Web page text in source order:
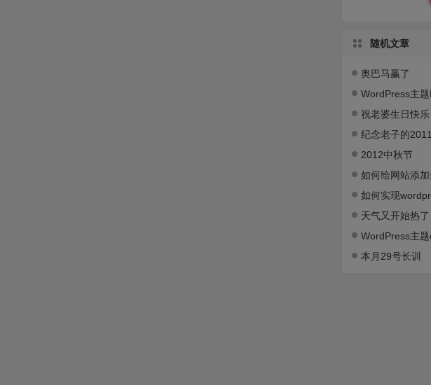
随机文章
奥巴马赢了
WordPress主题
祝老婆生日快乐
纪念老子的
2012中秋节
如何给网站添
如何实现
天气又开始热了
WordPress主题
本月29号长训